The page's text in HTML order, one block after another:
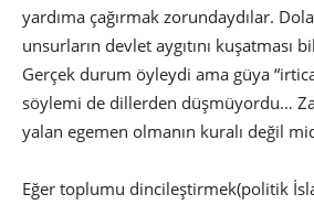
yardıma çağırmak zorundaydılar.
unsurların devlet aygıtını kuşatması
Gerçek durum öyleydi ama güya
söylemi de dillerden düşmüyordu…
yalan egemen olmanın kuralı değil
Eğer toplumu dincileştirmek(politik